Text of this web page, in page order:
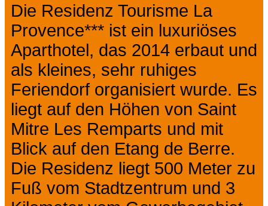
Die Residenz Tourisme La
Provence*** ist ein luxuriöses
Aparthotel, das 2014 erbaut und
als kleines, sehr ruhiges
Feriendorf organisiert wurde. Es
liegt auf den Höhen von Saint
Mitre Les Remparts und mit
Blick auf den Etang de Berre.
Die Residenz liegt 500 Meter zu
Fuß vom Stadtzentrum und 3